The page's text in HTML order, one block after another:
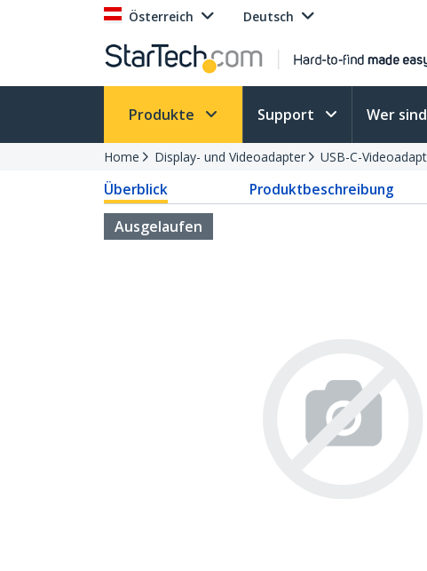
Österreich Deutsch
Produkte Support Wer
Home Display- und Videoadapter USB-C-
Überblick Produktbeschreibung
Ausgelaufen